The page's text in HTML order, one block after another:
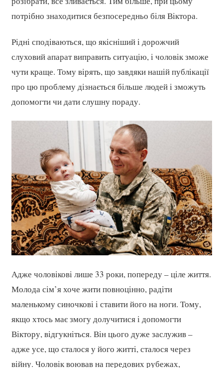
потрібно знаходитися безпосередньо біля Віктора.
Рідні сподіваються, що якісніший і дорожчий
слуховий апарат виправить ситуацію, і чоловік зможе
чути краще. Тому вірять, що завдяки нашій публікації
про цю проблему дізнається більше людей і зможуть
допомогти чи дати слушну пораду.
Адже чоловікові лише 33 роки, попереду – ціле життя.
Молода сім’я хоче жити повноцінно, радіти
маленькому синочкові і ставити його на ноги. Тому,
якщо хтось має змогу долучитися і допомогти
Віктору, відгукніться. Він цього дуже заслужив –
адже усе, що сталося у його житті, сталося через
війну. Чоловік воював на передових рубежах,